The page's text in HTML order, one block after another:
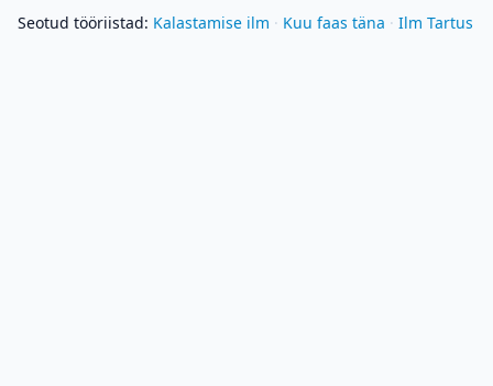
Seotud tööriistad: Kalastamise ilm · Kuu faas täna · Ilm Tartus